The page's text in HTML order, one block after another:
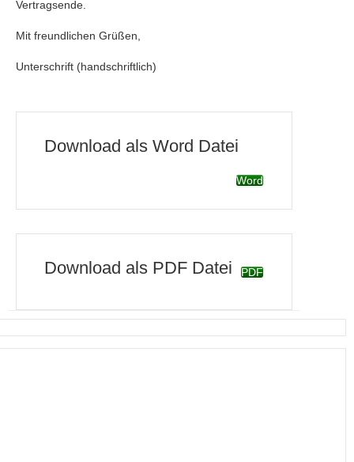
Vertragsende.
Mit freundlichen Grüßen,
Unterschrift (handschriftlich)
Download als Word Datei
Word
Download als PDF Datei PDF